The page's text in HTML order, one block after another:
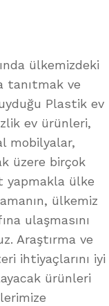
ülkemizdeki
tanıtmak ve
Plastik ev
ev ürünleri,
mobilyalar,
üzere birçok
yapmakla ülke
ülkemiz
ulaşmasını
Araştırma ve
ihtiyaçlarını iyi
ürünleri